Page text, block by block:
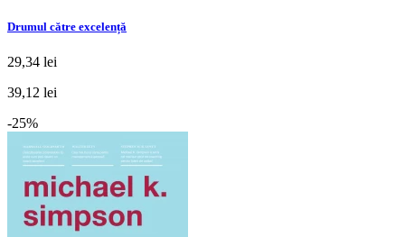
Drumul către excelență
29,34 lei
39,12 lei
-25%